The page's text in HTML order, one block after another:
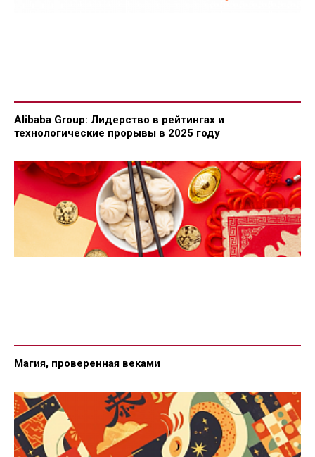
Alibaba Group: Лидерство в рейтингах и
технологические прорывы в 2025 году
Магия, проверенная веками